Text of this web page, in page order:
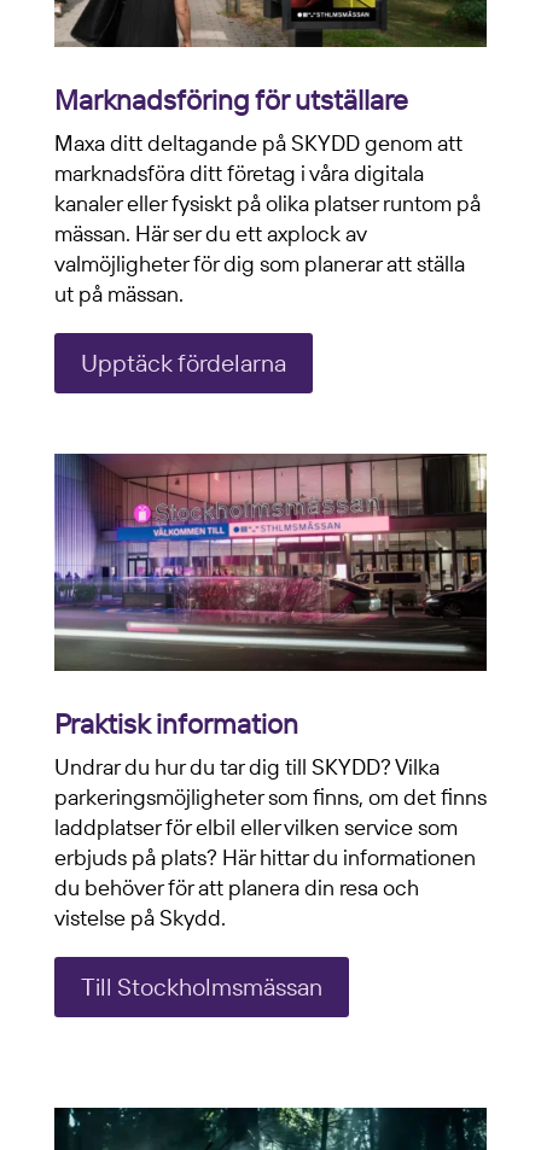
Marknadsföring för utställare
Maxa ditt deltagande på SKYDD genom att
marknadsföra ditt företag i våra digitala
kanaler eller fysiskt på olika platser runtom på
mässan. Här ser du ett axplock av
valmöjligheter för dig som planerar att ställa
ut på mässan.
Upptäck fördelarna
Praktisk information
Undrar du hur du tar dig till SKYDD? Vilka
parkeringsmöjligheter som finns, om det finns
laddplatser för elbil eller vilken service som
erbjuds på plats? Här hittar du informationen
du behöver för att planera din resa och
vistelse på Skydd.
Till Stockholmsmässan